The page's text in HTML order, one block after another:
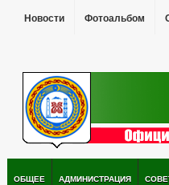
Новости Фотоальбом
ОБЩЕЕ АДМИНИСТРАЦИЯ